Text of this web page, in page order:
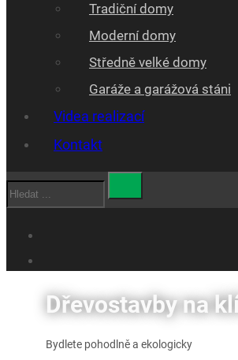
Tradiční domy
Moderní domy
Středně velké domy
Garáže a garážová stáni
Videa realizací
Kontakt
Hledat
Dřevostavby na
Bydlete pohodlně a ekologicky